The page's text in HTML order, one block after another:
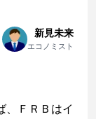
新見未来
エコノミスト
、ＦＲＢはイ